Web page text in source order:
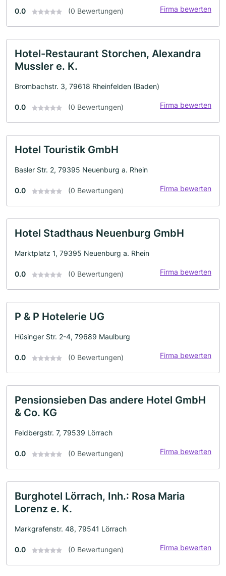
0.0 (0 Bewertungen) Firma bewerten
Hotel-Restaurant Storchen, Alexandra
Mussler e. K.
Brombachstr. 3, 79618 Rheinfelden (Baden)
0.0 (0 Bewertungen) Firma bewerten
Hotel Touristik GmbH
Basler Str. 2, 79395 Neuenburg a. Rhein
0.0 (0 Bewertungen) Firma bewerten
Hotel Stadthaus Neuenburg GmbH
Marktplatz 1, 79395 Neuenburg a. Rhein
0.0 (0 Bewertungen) Firma bewerten
P & P Hotelerie UG
Hüsinger Str. 2-4, 79689 Maulburg
0.0 (0 Bewertungen) Firma bewerten
Pensionsieben Das andere Hotel GmbH
& Co. KG
Feldbergstr. 7, 79539 Lörrach
0.0 (0 Bewertungen) Firma bewerten
Burghotel Lörrach, Inh.: Rosa Maria
Lorenz e. K.
Markgrafenstr. 48, 79541 Lörrach
0.0 (0 Bewertungen) Firma bewerten